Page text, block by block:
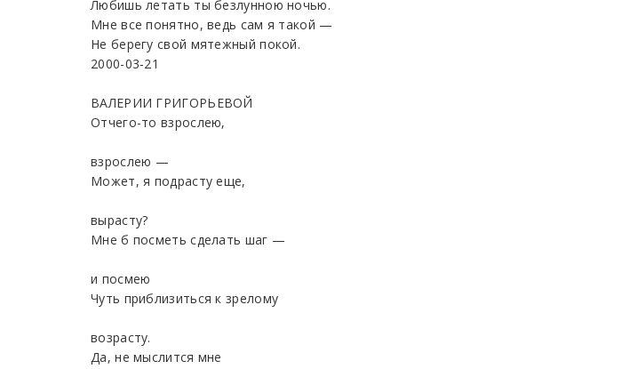
Любишь летать ты безлунною ночью.
Мне все понятно, ведь сам я такой —
Не берегу свой мятежный покой.
2000-03-21
ВАЛЕРИИ ГРИГОРЬЕВОЙ
Отчего-то взрослею,
взрослею —
Может, я подрасту еще,
вырасту?
Мне б посметь сделать шаг —
и посмею
Чуть приблизиться к зрелому
возрасту.
Да, не мыслится мне